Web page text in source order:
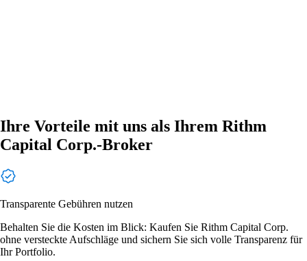
Ihre Vorteile mit uns als Ihrem Rithm
Capital Corp.-Broker
Transparente Gebühren nutzen
Behalten Sie die Kosten im Blick: Kaufen Sie Rithm Capital Corp.
ohne versteckte Aufschläge und sichern Sie sich volle Transparenz für
Ihr Portfolio.